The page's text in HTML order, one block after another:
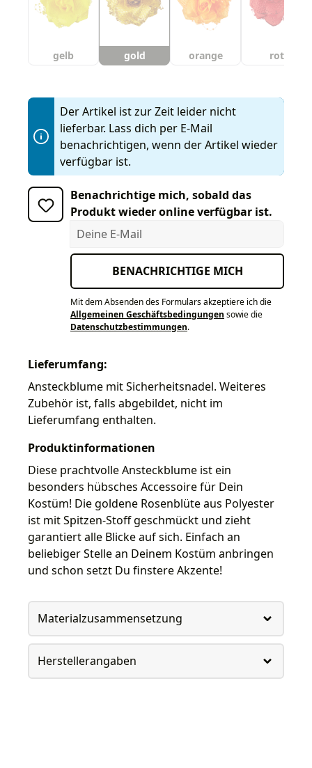
gelb gold orange rot
Der Artikel ist zur Zeit leider nicht
lieferbar. Lass dich per E-Mail
benachrichtigen, wenn der Artikel wieder
verfügbar ist.
Benachrichtige mich, sobald das
Produkt wieder online verfügbar ist.
Deine E-Mail
BENACHRICHTIGE MICH
Mit dem Absenden des Formulars akzeptiere ich die
Allgemeinen Geschäftsbedingungen sowie die
Datenschutzbestimmungen.
Lieferumfang:
Ansteckblume mit Sicherheitsnadel. Weiteres
Zubehör ist, falls abgebildet, nicht im
Lieferumfang enthalten.
Produktinformationen
Diese prachtvolle Ansteckblume ist ein
besonders hübsches Accessoire für Dein
Kostüm! Die goldene Rosenblüte aus Polyester
ist mit Spitzen-Stoff geschmückt und zieht
garantiert alle Blicke auf sich. Einfach an
beliebiger Stelle an Deinem Kostüm anbringen
und schon setzt Du finstere Akzente!
Materialzusammensetzung
Herstellerangaben